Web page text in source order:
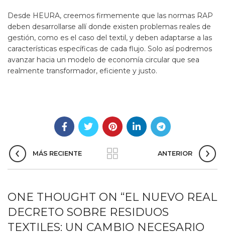
Desde HEURA, creemos firmemente que las normas RAP
deben desarrollarse allí donde existen problemas reales de
gestión, como es el caso del textil, y deben adaptarse a las
características específicas de cada flujo. Solo así podremos
avanzar hacia un modelo de economía circular que sea
realmente transformador, eficiente y justo.
MÁS RECIENTE ANTERIOR
ONE THOUGHT ON “EL NUEVO REAL
DECRETO SOBRE RESIDUOS
TEXTILES: UN CAMBIO NECESARIO